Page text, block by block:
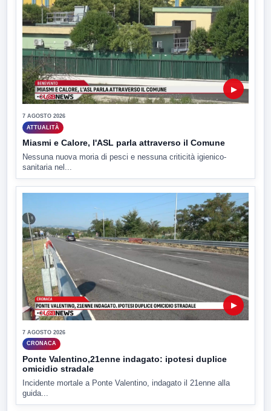
▶
7 AGOSTO 2026
ATTUALITÀ
Miasmi e Calore, l'ASL parla attraverso il Comune
Nessuna nuova moria di pesci e nessuna criticità igienico-
sanitaria nel...
▶
7 AGOSTO 2026
CRONACA
Ponte Valentino,21enne indagato: ipotesi duplice
omicidio stradale
Incidente mortale a Ponte Valentino, indagato il 21enne alla
guida...